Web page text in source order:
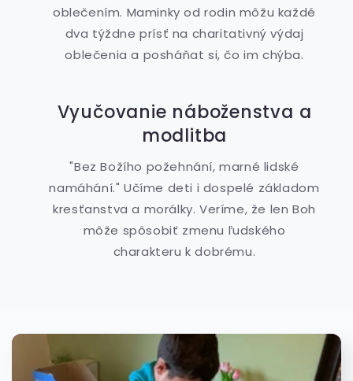
oblečením. Maminky od rodin môžu každé
dva týždne prísť na charitativný výdaj
oblečenia a posháňat si, čo im chýba.
Vyučovanie náboženstva a
modlitba
"Bez Božího požehnání, marné lidské
namáhání." Učíme deti i dospelé základom
kresťanstva a morálky. Veríme, že len Boh
môže spôsobiť zmenu ľudského
charakteru k dobrému.